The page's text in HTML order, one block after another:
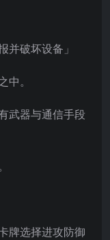
并破坏设备」
。
武器与通信手段
牌选择进攻防御